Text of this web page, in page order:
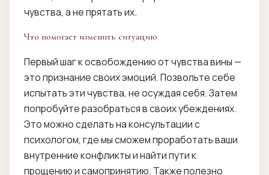
чувства, а не прятать их.
Что помогает изменить ситуацию
Первый шаг к освобождению от чувства вины —
это признание своих эмоций. Позвольте себе
испытать эти чувства, не осуждая себя. Затем
попробуйте разобраться в своих убеждениях.
Это можно сделать на консультации с
психологом, где мы сможем проработать ваши
внутренние конфликты и найти пути к
прощению и самопринятию. Также полезно